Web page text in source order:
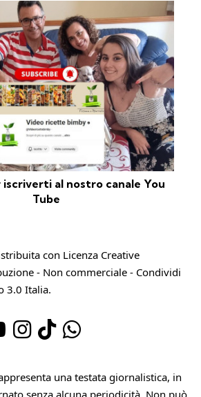
iscriverti al nostro canale You
Tube
con Licenza Creative
- Non commerciale - Condividi
3.0 Italia.
una testata giornalistica, in
senza alcuna periodicità. Non può